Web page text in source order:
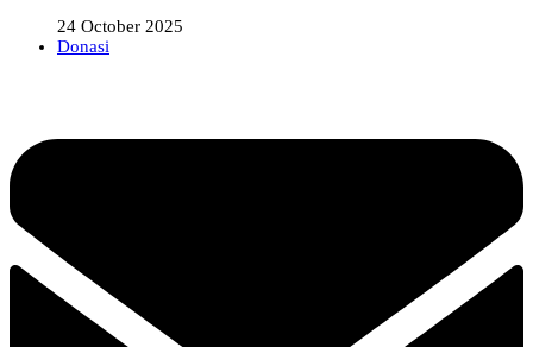
24 October 2025
Donasi